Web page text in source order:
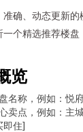
确、动态更新
个精选推荐楼
览
名称，例如：悦
卖点，例如：主
即住]